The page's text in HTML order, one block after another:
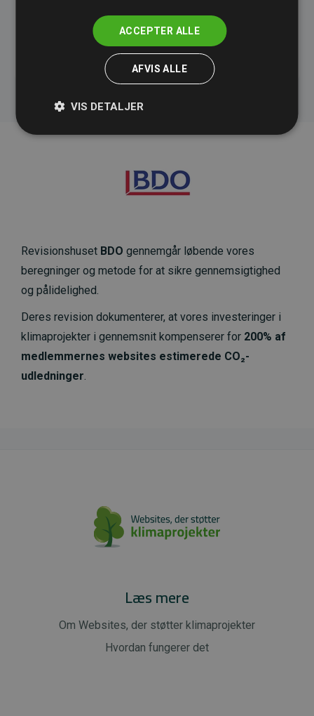
initiativet Websites, der støtter klimaprojekter
Revisionshuset BDO gennemgår løbende vores
beregninger og metode for at sikre gennemsigtighed
og pålidelighed.
Deres revision dokumenterer, at vores investeringer i
klimaprojekter i gennemsnit kompenserer for 200% af
medlemmernes websites estimerede CO₂-
udledninger.
Læs mere
Om Websites, der støtter klimaprojekter
Hvordan fungerer det
ACCEPTER ALLE
AFVIS ALLE
VIS DETALJER